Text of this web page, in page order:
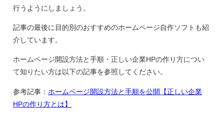
行うようにしましょう。
記事の最後に目的別のおすすめのホームページ自作ソフトも紹
介しています。
ホームページ開設方法と手順・正しい企業HPの作り方につい
て知りたい方は以下の記事を参照してください。
参考記事： ホームページ開設方法と手順を公開【正しい企業
HPの作り方とは】